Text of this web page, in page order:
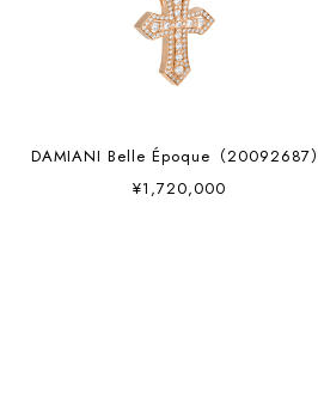
DAMIANI Belle Époque（20092687）
¥1,720,000